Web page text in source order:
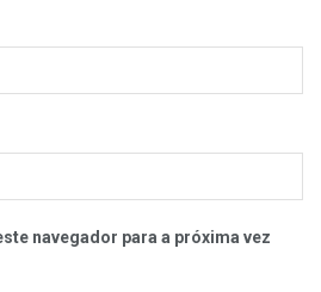
navegador para a próxima vez